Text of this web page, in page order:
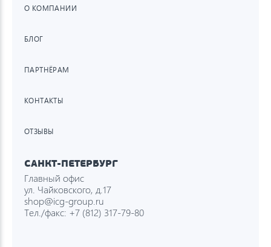
О КОМПАНИИ
БЛОГ
ПАРТНЁРАМ
КОНТАКТЫ
ОТЗЫВЫ
САНКТ-ПЕТЕРБУРГ
Главный офис
ул. Чайковского, д.17
shop@icg-group.ru
Тел./факс: +7 (812) 317-79-80